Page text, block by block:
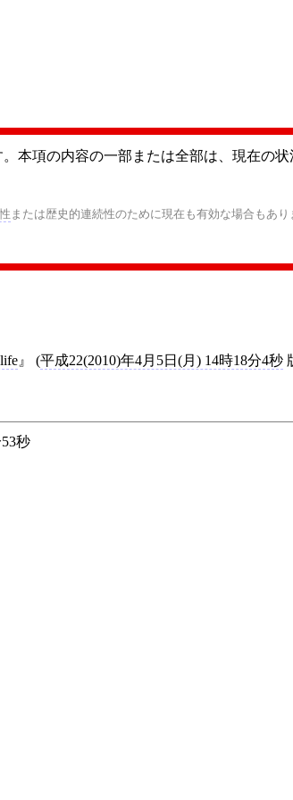
本項の内容の一部または全部は、現在の状
または歴史的連続性のために現在も有効な場合もあ
(平成22(2010)年4月5日(月) 14時18分4秒
秒